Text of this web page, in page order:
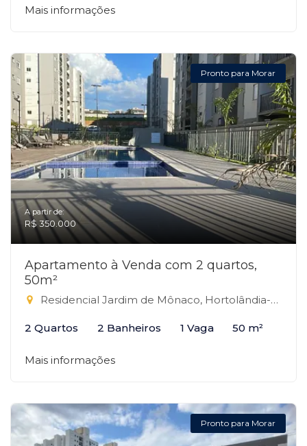
Mais informações
Pronto para Morar
A partir de:
R$ 350.000
Apartamento à Venda com 2 quartos,
50m²
Residencial Jardim de Mônaco, Hortolândia-SP
2 Quartos 2 Banheiros 1 Vaga 50 m²
Mais informações
Pronto para Morar